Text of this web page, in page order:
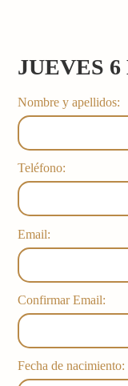
JUEVES 6
Nombre y apellidos:
Teléfono:
Email:
Confirmar Email:
Fecha de nacimiento: